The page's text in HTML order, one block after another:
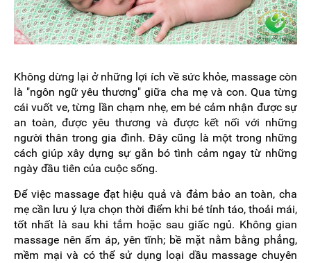
Không dừng lại ở những lợi ích về sức khỏe, massage còn
là "ngôn ngữ yêu thương" giữa cha mẹ và con. Qua từng
cái vuốt ve, từng lần chạm nhẹ, em bé cảm nhận được sự
an toàn, được yêu thương và được kết nối với những
người thân trong gia đình. Đây cũng là một trong những
cách giúp xây dựng sự gắn bó tình cảm ngay từ những
ngày đầu tiên của cuộc sống.
Để việc massage đạt hiệu quả và đảm bảo an toàn, cha
mẹ cần lưu ý lựa chọn thời điểm khi bé tỉnh táo, thoải mái,
tốt nhất là sau khi tắm hoặc sau giấc ngủ. Không gian
massage nên ấm áp, yên tĩnh; bề mặt nằm bằng phẳng,
mềm mại và có thể sử dụng loại dầu massage chuyên